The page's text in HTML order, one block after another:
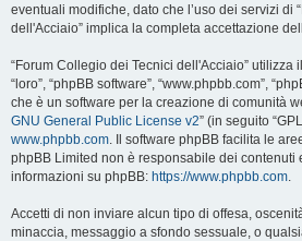
eventuali modifiche, dato che l’uso dei servizi di
dell'Acciaio” implica la completa accettazione
“Forum Collegio dei Tecnici dell'Acciaio” utilizza
“loro”, “phpBB software”, “www.phpbb.com”,
che è un software per la creazione di comunità
GNU General Public License v2” (in seguito
www.phpbb.com. Il software phpBB facilita le
phpBB Limited non è responsabile dei contenuti
informazioni su phpBB: https://www.phpbb.com.
Accetti di non inviare alcun tipo di offesa,
minaccia, messaggio a sfondo sessuale, o